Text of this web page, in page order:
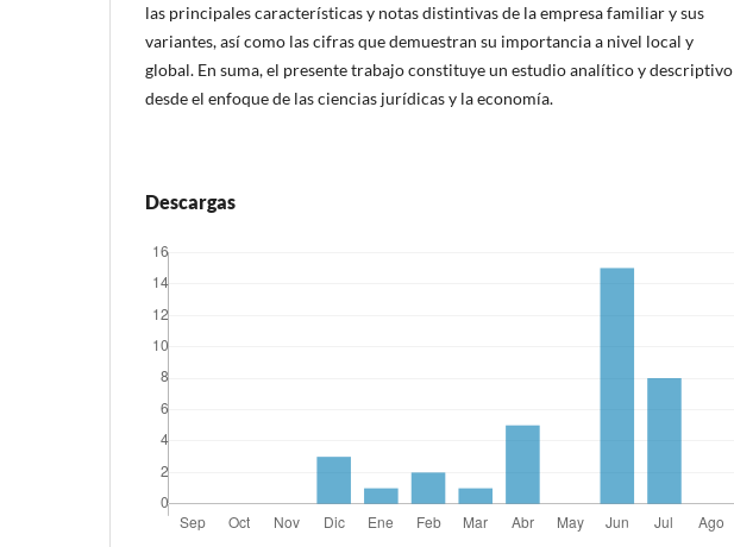
las principales características y notas distintivas de la empresa familiar y sus
variantes, así como las cifras que demuestran su importancia a nivel local y
global. En suma, el presente trabajo constituye un estudio analítico y descriptivo
desde el enfoque de las ciencias jurídicas y la economía.
Descargas